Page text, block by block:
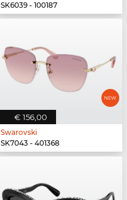
SK6039 - 100187
€ 156,00
Swarovski
SK7043 - 401368